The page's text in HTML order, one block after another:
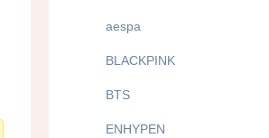
aespa
BLACKPINK
BTS
ENHYPEN